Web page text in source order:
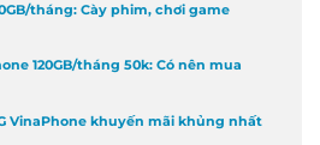
tháng: Cày phim, chơi game
120GB/tháng 50k: Có nên mua
VinaPhone khuyến mãi khủng nhất